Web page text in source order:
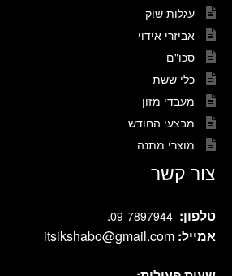
עגלות שוק
אביזרי אידוי
סכו"ם
כלי ששת
מעבדי מזון
מבצעי החודש
מוצרי מתנה
צור קשר
טלפון: 09-7897944
.
אמייל: itsikshabo@gmail.com